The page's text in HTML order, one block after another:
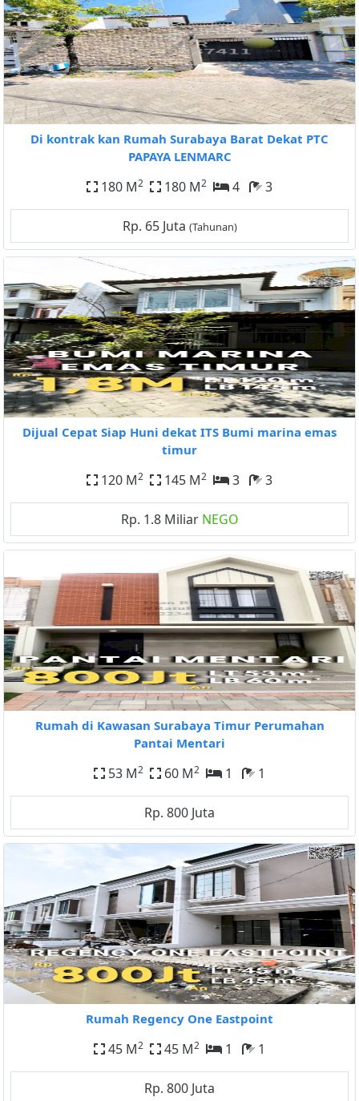
Di kontrak kan Rumah Surabaya Barat Dekat PTC
PAPAYA LENMARC
180 M2 180 M2 4 3
Rp. 65 Juta (Tahunan)
Dijual Cepat Siap Huni dekat ITS Bumi marina emas
timur
120 M2 145 M2 3 3
Rp. 1.8 Miliar NEGO
Rumah di Kawasan Surabaya Timur Perumahan
Pantai Mentari
53 M2 60 M2 1 1
Rp. 800 Juta
Rumah Regency One Eastpoint
45 M2 45 M2 1 1
Rp. 800 Juta